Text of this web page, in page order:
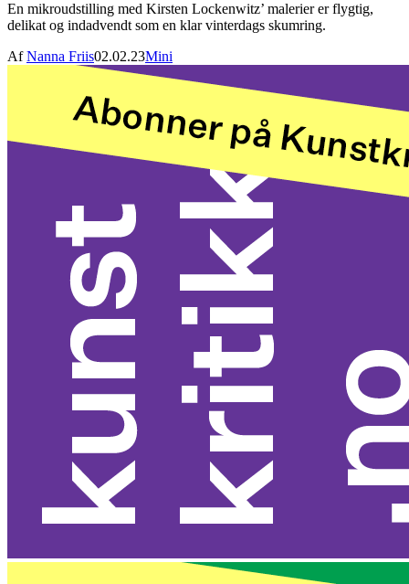
En mikroudstilling med Kirsten Lockenwitz’ malerier er flygtig,
delikat og indadvendt som en klar vinterdags skumring.
AfNanna Friis02.02.23Mini